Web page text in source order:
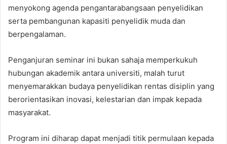
menyokong agenda pengantarabangsaan penyelidikan
serta pembangunan kapasiti penyelidik muda dan
berpengalaman.
Penganjuran seminar ini bukan sahaja memperkukuh
hubungan akademik antara universiti, malah turut
menyemarakkan budaya penyelidikan rentas disiplin yang
berorientasikan inovasi, kelestarian dan impak kepada
masyarakat.
Program ini diharap dapat menjadi titik permulaan kepada